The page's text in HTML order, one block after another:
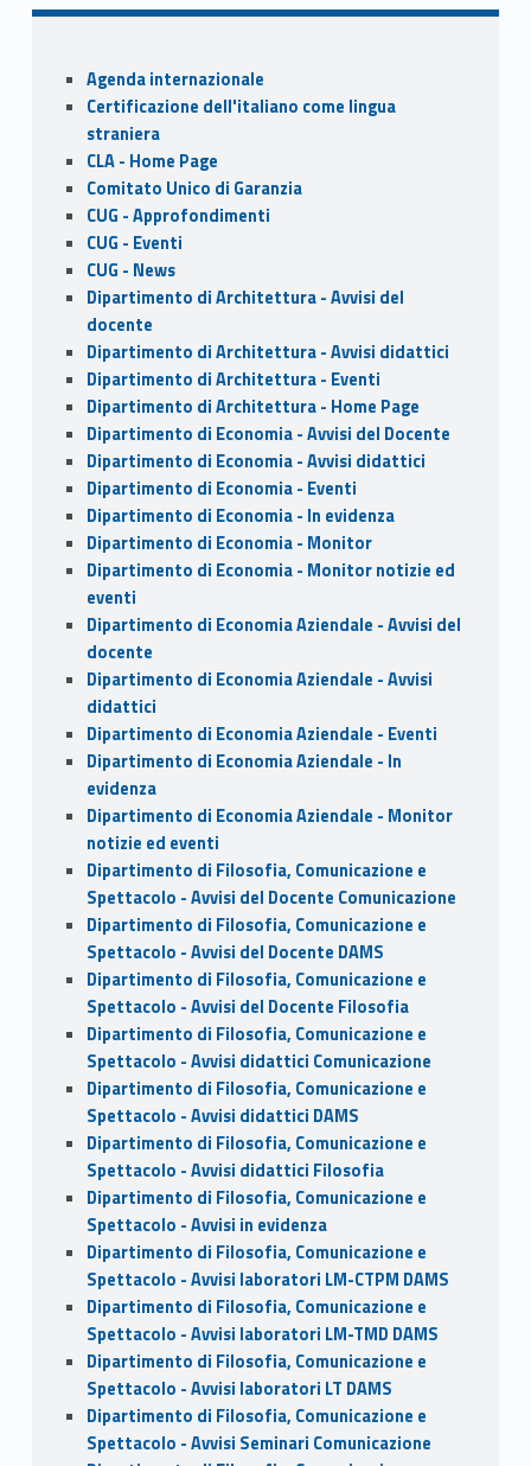
b
o
o
k
d
o
n
l e
Sidebar
Agenda internazionale
Certificazione dell'italiano come lingua
straniera
CLA - Home Page
Comitato Unico di Garanzia
CUG - Approfondimenti
CUG - Eventi
CUG - News
Dipartimento di Architettura - Avvisi del
docente
Dipartimento di Architettura - Avvisi didattici
Dipartimento di Architettura - Eventi
Dipartimento di Architettura - Home Page
Dipartimento di Economia - Avvisi del Docente
Dipartimento di Economia - Avvisi didattici
Dipartimento di Economia - Eventi
Dipartimento di Economia - In evidenza
Dipartimento di Economia - Monitor
Dipartimento di Economia - Monitor notizie ed
eventi
Dipartimento di Economia Aziendale - Avvisi del
docente
Dipartimento di Economia Aziendale - Avvisi
didattici
Dipartimento di Economia Aziendale - Eventi
Dipartimento di Economia Aziendale - In
evidenza
Dipartimento di Economia Aziendale - Monitor
notizie ed eventi
Dipartimento di Filosofia, Comunicazione e
Spettacolo - Avvisi del Docente Comunicazione
Dipartimento di Filosofia, Comunicazione e
Spettacolo - Avvisi del Docente DAMS
Dipartimento di Filosofia, Comunicazione e
Spettacolo - Avvisi del Docente Filosofia
Dipartimento di Filosofia, Comunicazione e
Spettacolo - Avvisi didattici Comunicazione
Dipartimento di Filosofia, Comunicazione e
Spettacolo - Avvisi didattici DAMS
Dipartimento di Filosofia, Comunicazione e
Spettacolo - Avvisi didattici Filosofia
Dipartimento di Filosofia, Comunicazione e
Spettacolo - Avvisi in evidenza
Dipartimento di Filosofia, Comunicazione e
Spettacolo - Avvisi laboratori LM-CTPM DAMS
Dipartimento di Filosofia, Comunicazione e
Spettacolo - Avvisi laboratori LM-TMD DAMS
Dipartimento di Filosofia, Comunicazione e
Spettacolo - Avvisi laboratori LT DAMS
Dipartimento di Filosofia, Comunicazione e
Spettacolo - Avvisi Seminari Comunicazione